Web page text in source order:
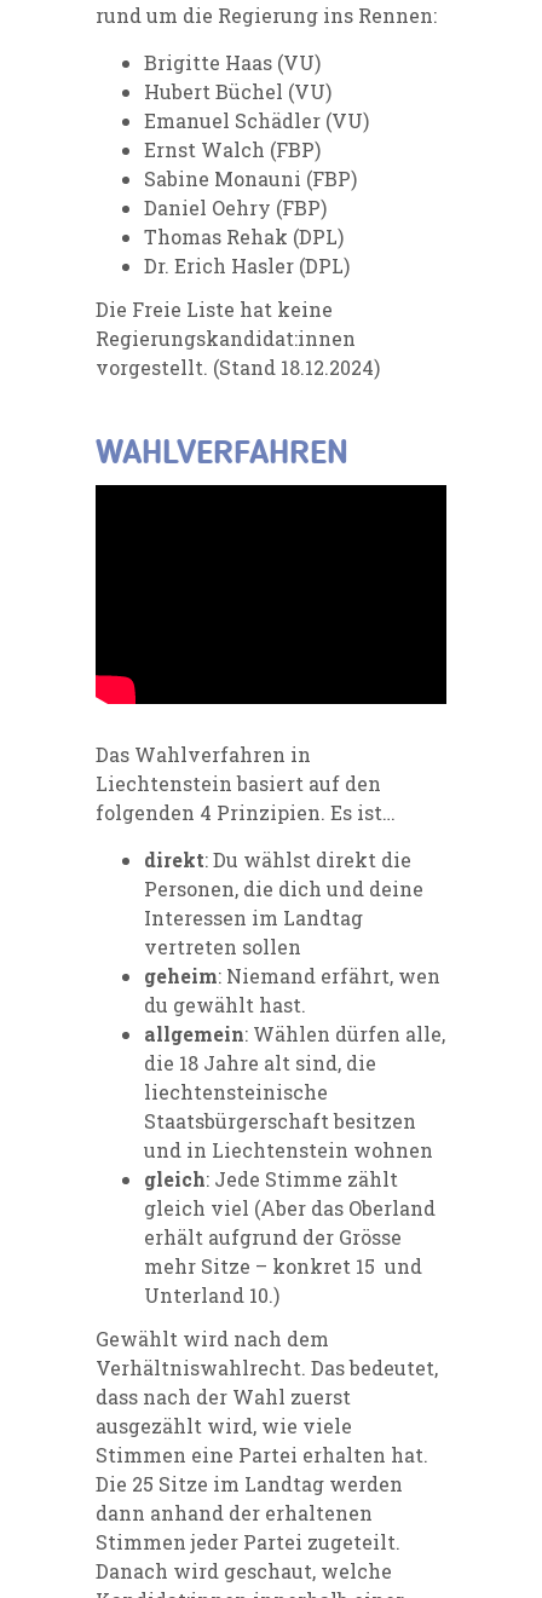
rund um die Regierung ins Rennen:
Brigitte Haas (VU)
Hubert Büchel (VU)
Emanuel Schädler (VU)
Ernst Walch (FBP)
Sabine Monauni (FBP)
Daniel Oehry (FBP)
Thomas Rehak (DPL)
Dr. Erich Hasler (DPL)
Die Freie Liste hat keine
Regierungskandidat:innen
vorgestellt. (Stand 18.12.2024)
WAHLVERFAHREN
Das Wahlverfahren in
Liechtenstein basiert auf den
folgenden 4 Prinzipien. Es ist…
direkt: Du wählst direkt die
Personen, die dich und deine
Interessen im Landtag
vertreten sollen
geheim: Niemand erfährt, wen
du gewählt hast.
allgemein: Wählen dürfen alle,
die 18 Jahre alt sind, die
liechtensteinische
Staatsbürgerschaft besitzen
und in Liechtenstein wohnen
gleich: Jede Stimme zählt
gleich viel (Aber das Oberland
erhält aufgrund der Grösse
mehr Sitze – konkret 15 und
Unterland 10.)
Gewählt wird nach dem
Verhältniswahlrecht. Das bedeutet,
dass nach der Wahl zuerst
ausgezählt wird, wie viele
Stimmen eine Partei erhalten hat.
Die 25 Sitze im Landtag werden
dann anhand der erhaltenen
Stimmen jeder Partei zugeteilt.
Danach wird geschaut, welche